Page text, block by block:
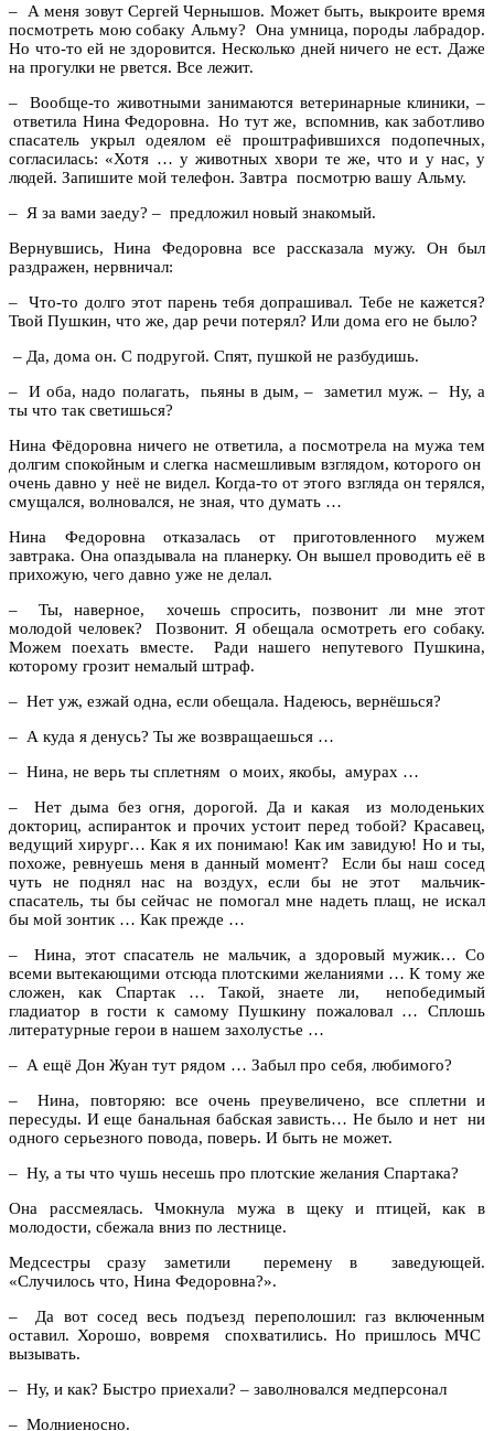
– А меня зовут Сергей Чернышов. Может быть, выкроите время
посмотреть мою собаку Альму? Она умница, породы лабрадор.
Но что-то ей не здоровится. Несколько дней ничего не ест. Даже
на прогулки не рвется. Все лежит.
– Вообще-то животными занимаются ветеринарные клиники, –
ответила Нина Федоровна. Но тут же, вспомнив, как заботливо
спасатель укрыл одеялом её проштрафившихся подопечных,
согласилась: «Хотя … у животных хвори те же, что и у нас, у
людей. Запишите мой телефон. Завтра посмотрю вашу Альму.
– Я за вами заеду? – предложил новый знакомый.
Вернувшись, Нина Федоровна все рассказала мужу. Он был
раздражен, нервничал:
– Что-то долго этот парень тебя допрашивал. Тебе не кажется?
Твой Пушкин, что же, дар речи потерял? Или дома его не было?
– Да, дома он. С подругой. Спят, пушкой не разбудишь.
– И оба, надо полагать, пьяны в дым, – заметил муж. – Ну, а
ты что так светишься?
Нина Фёдоровна ничего не ответила, а посмотрела на мужа тем
долгим спокойным и слегка насмешливым взглядом, которого он
очень давно у неё не видел. Когда-то от этого взгляда он терялся,
смущался, волновался, не зная, что думать …
Нина Федоровна отказалась от приготовленного мужем
завтрака. Она опаздывала на планерку. Он вышел проводить её в
прихожую, чего давно уже не делал.
– Ты, наверное, хочешь спросить, позвонит ли мне этот
молодой человек? Позвонит. Я обещала осмотреть его собаку.
Можем поехать вместе. Ради нашего непутевого Пушкина,
которому грозит немалый штраф.
– Нет уж, езжай одна, если обещала. Надеюсь, вернёшься?
– А куда я денусь? Ты же возвращаешься …
– Нина, не верь ты сплетням о моих, якобы, амурах …
– Нет дыма без огня, дорогой. Да и какая из молоденьких
докториц, аспиранток и прочих устоит перед тобой? Красавец,
ведущий хирург… Как я их понимаю! Как им завидую! Но и ты,
похоже, ревнуешь меня в данный момент? Если бы наш сосед
чуть не поднял нас на воздух, если бы не этот мальчик-
спасатель, ты бы сейчас не помогал мне надеть плащ, не искал
бы мой зонтик … Как прежде …
– Нина, этот спасатель не мальчик, а здоровый мужик… Со
всеми вытекающими отсюда плотскими желаниями … К тому же
сложен, как Спартак … Такой, знаете ли, непобедимый
гладиатор в гости к самому Пушкину пожаловал … Сплошь
литературные герои в нашем захолустье …
– А ещё Дон Жуан тут рядом … Забыл про себя, любимого?
– Нина, повторяю: все очень преувеличено, все сплетни и
пересуды. И еще банальная бабская зависть… Не было и нет ни
одного серьезного повода, поверь. И быть не может.
– Ну, а ты что чушь несешь про плотские желания Спартака?
Она рассмеялась. Чмокнула мужа в щеку и птицей, как в
молодости, сбежала вниз по лестнице.
Медсестры сразу заметили перемену в заведующей.
«Случилось что, Нина Федоровна?».
– Да вот сосед весь подъезд переполошил: газ включенным
оставил. Хорошо, вовремя спохватились. Но пришлось МЧС
вызывать.
– Ну, и как? Быстро приехали? – заволновался медперсонал
– Молниеносно.